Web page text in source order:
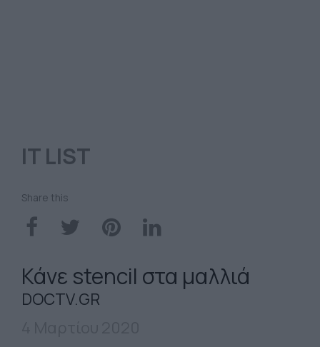
IT LIST
Share this
Κάνε stencil στα μαλλιά
DOCTV.GR